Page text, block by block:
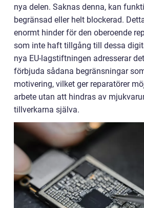
nya delen. Saknas denna, kan
begränsad eller helt blockerad.
enormt hinder för den oberoende
som inte haft tillgång till dessa
nya EU-lagstiftningen adresserar
förbjuda sådana begränsningar
motivering, vilket ger reparatörer
arbete utan att hindras av
tillverkarna själva.